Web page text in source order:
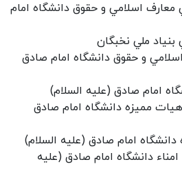
اسلامي و حقوق دانشگاه امام
ملي نخبگان
و حقوق دانشگاه امام صادق
امام صادق (عليه السلام)
ممیزه دانشگاه امام صادق
امام صادق (عليه السلام)
دانشگاه امام صادق (عليه